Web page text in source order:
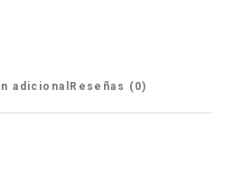
adicional Reseñas (0)